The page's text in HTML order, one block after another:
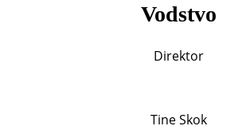
Vodstvo
Direktor
Tine Skok